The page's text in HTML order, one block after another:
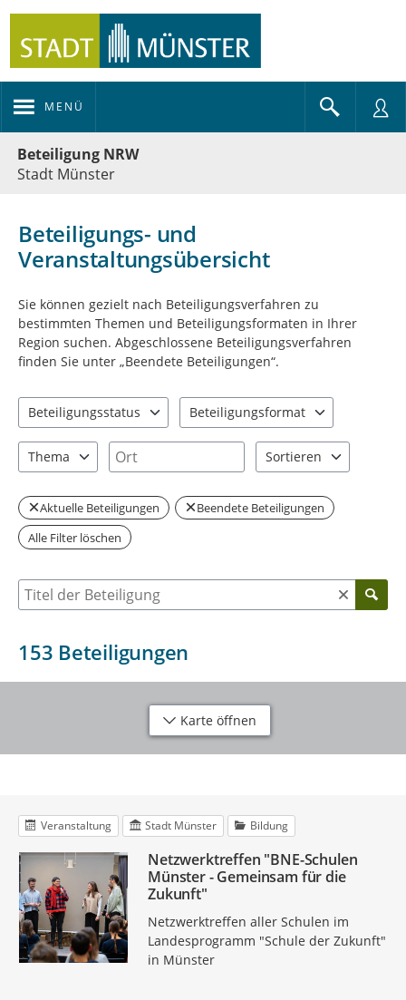
MENÜ
Beteiligung NRW
Stadt Münster
Beteiligungs- und
Veranstaltungsübersicht
Sie können gezielt nach Beteiligungsverfahren zu
bestimmten Themen und Beteiligungsformaten in Ihrer
Region suchen. Abgeschlossene Beteiligungsverfahren
finden Sie unter „Beendete Beteiligungen“.
Beteiligungsstatus
Beteiligungsformat
Thema
Ort
Sortieren
Aktuelle Beteiligungen
Beendete Beteiligungen
Alle Filter löschen
Suche nach Beteiligung
153 Beteiligungen
Karte öffnen
Veranstaltung Stadt Münster Bildung
Netzwerktreffen "BNE-Schulen
Münster - Gemeinsam für die
Zukunft"
Netzwerktreffen aller Schulen im
Landesprogramm "Schule der Zukunft"
in Münster